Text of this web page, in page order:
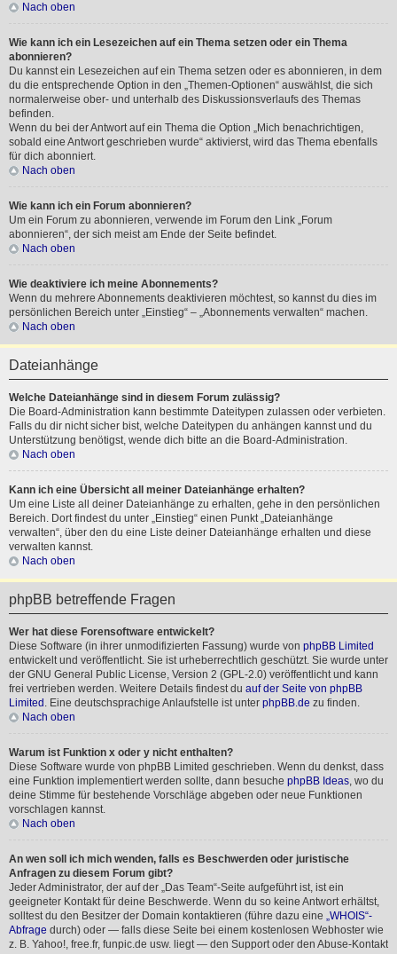
Nach oben
Wie kann ich ein Lesezeichen auf ein Thema setzen oder ein Thema
abonnieren?
Du kannst ein Lesezeichen auf ein Thema setzen oder es abonnieren, in dem
du die entsprechende Option in den „Themen-Optionen“ auswählst, die sich
normalerweise ober- und unterhalb des Diskussionsverlaufs des Themas
befinden.
Wenn du bei der Antwort auf ein Thema die Option „Mich benachrichtigen,
sobald eine Antwort geschrieben wurde“ aktivierst, wird das Thema ebenfalls
für dich abonniert.
Nach oben
Wie kann ich ein Forum abonnieren?
Um ein Forum zu abonnieren, verwende im Forum den Link „Forum
abonnieren“, der sich meist am Ende der Seite befindet.
Nach oben
Wie deaktiviere ich meine Abonnements?
Wenn du mehrere Abonnements deaktivieren möchtest, so kannst du dies im
persönlichen Bereich unter „Einstieg“ – „Abonnements verwalten“ machen.
Nach oben
Dateianhänge
Welche Dateianhänge sind in diesem Forum zulässig?
Die Board-Administration kann bestimmte Dateitypen zulassen oder verbieten.
Falls du dir nicht sicher bist, welche Dateitypen du anhängen kannst und du
Unterstützung benötigst, wende dich bitte an die Board-Administration.
Nach oben
Kann ich eine Übersicht all meiner Dateianhänge erhalten?
Um eine Liste all deiner Dateianhänge zu erhalten, gehe in den persönlichen
Bereich. Dort findest du unter „Einstieg“ einen Punkt „Dateianhänge
verwalten“, über den du eine Liste deiner Dateianhänge erhalten und diese
verwalten kannst.
Nach oben
phpBB betreffende Fragen
Wer hat diese Forensoftware entwickelt?
Diese Software (in ihrer unmodifizierten Fassung) wurde von phpBB Limited
entwickelt und veröffentlicht. Sie ist urheberrechtlich geschützt. Sie wurde unter
der GNU General Public License, Version 2 (GPL-2.0) veröffentlicht und kann
frei vertrieben werden. Weitere Details findest du auf der Seite von phpBB
Limited . Eine deutschsprachige Anlaufstelle ist unter phpBB.de zu finden.
Nach oben
Warum ist Funktion x oder y nicht enthalten?
Diese Software wurde von phpBB Limited geschrieben. Wenn du denkst, dass
eine Funktion implementiert werden sollte, dann besuche phpBB Ideas, wo du
deine Stimme für bestehende Vorschläge abgeben oder neue Funktionen
vorschlagen kannst.
Nach oben
An wen soll ich mich wenden, falls es Beschwerden oder juristische
Anfragen zu diesem Forum gibt?
Jeder Administrator, der auf der „Das Team“-Seite aufgeführt ist, ist ein
geeigneter Kontakt für deine Beschwerde. Wenn du so keine Antwort erhältst,
solltest du den Besitzer der Domain kontaktieren (führe dazu eine „WHOIS“-
Abfrage durch) oder — falls diese Seite bei einem kostenlosen Webhoster wie
z. B. Yahoo!, free.fr, funpic.de usw. liegt — den Support oder den Abuse-Kontakt